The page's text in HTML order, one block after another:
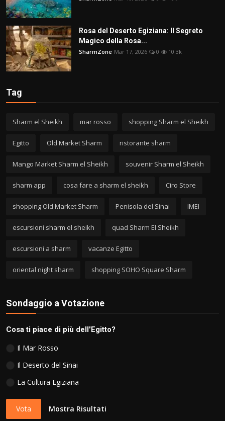
Rosa del Deserto Egiziana: Il Segreto
Magico della Rosa...
SharmZone Mar 17, 2026 0 10.3k
Tag
Sharm el Sheikh mar rosso shopping Sharm el Sheikh
Egitto Old Market Sharm ristorante sharm
Mango Market Sharm el Sheikh souvenir Sharm el Sheikh
sharm app cosa fare a sharm el sheikh Ciro Store
shopping Old Market Sharm Penisola del Sinai IMEI
escursioni sharm el sheikh quad Sharm El Sheikh
escursioni a sharm vacanze Egitto
oriental night sharm shopping SOHO Square Sharm
Sondaggio a Votazione
Cosa ti piace di più dell'Egitto?
Il Mar Rosso
Il Deserto del Sinai
La Cultura Egiziana
Vota Mostra Risultati